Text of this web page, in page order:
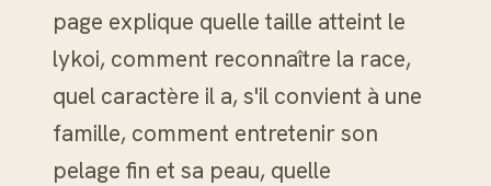
page explique quelle taille atteint le
lykoi, comment reconnaître la race,
quel caractère il a, s'il convient à une
famille, comment entretenir son
pelage fin et sa peau, quelle